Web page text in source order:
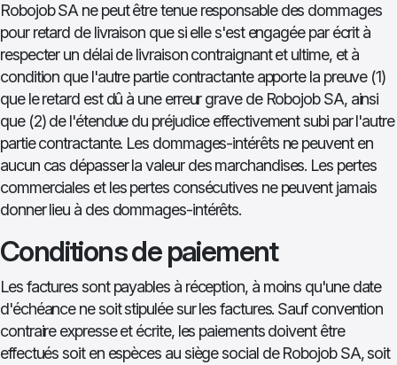
Robojob SA ne peut être tenue responsable des dommages
pour retard de livraison que si elle s'est engagée par écrit à
respecter un délai de livraison contraignant et ultime, et à
condition que l'autre partie contractante apporte la preuve (1)
que le retard est dû à une erreur grave de Robojob SA, ainsi
que (2) de l'étendue du préjudice effectivement subi par l'autre
partie contractante. Les dommages-intérêts ne peuvent en
aucun cas dépasser la valeur des marchandises. Les pertes
commerciales et les pertes consécutives ne peuvent jamais
donner lieu à des dommages-intérêts.
Conditions de paiement
Les factures sont payables à réception, à moins qu'une date
d'échéance ne soit stipulée sur les factures. Sauf convention
contraire expresse et écrite, les paiements doivent être
effectués soit en espèces au siège social de Robojob SA, soit